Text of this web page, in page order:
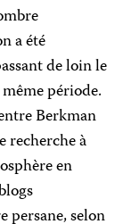
a été
de loin le
période.
Berkman
recherche à
en
persane, selon